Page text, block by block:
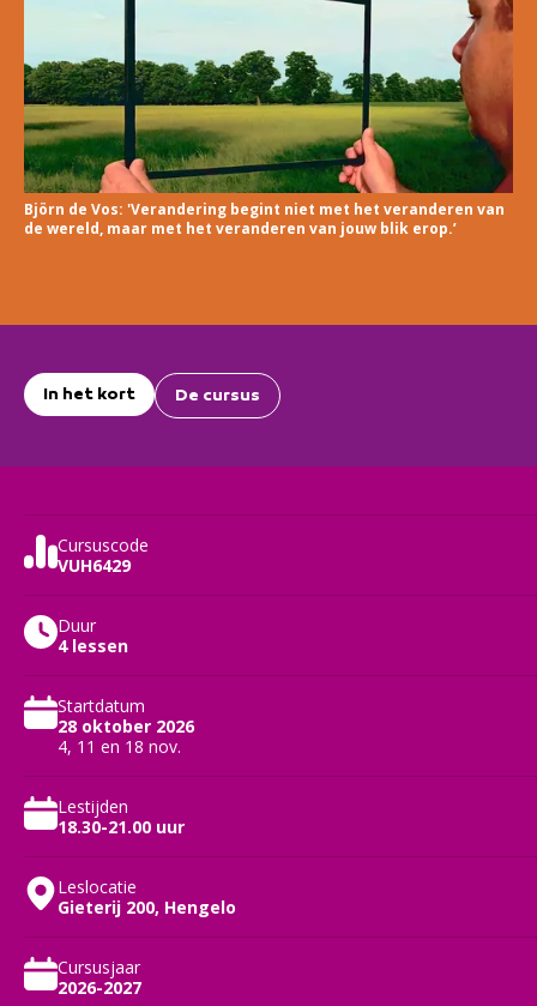
Björn de Vos: 'Verandering begint niet met het veranderen van
de wereld, maar met het veranderen van jouw blik erop.’
In het kort De cursus
Cursuscode
VUH6429
Duur
4 lessen
Startdatum
28 oktober 2026
4, 11 en 18 nov.
Lestijden
18.30-21.00 uur
Leslocatie
Gieterij 200, Hengelo
Cursusjaar
2026-2027